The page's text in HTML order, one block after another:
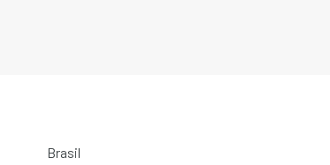
Brasil